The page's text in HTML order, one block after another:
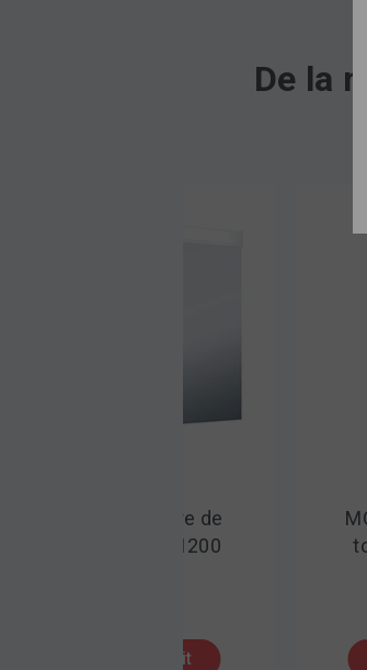
De la
MODICO Armoire de
toilette REM.2 500
Voir le produit